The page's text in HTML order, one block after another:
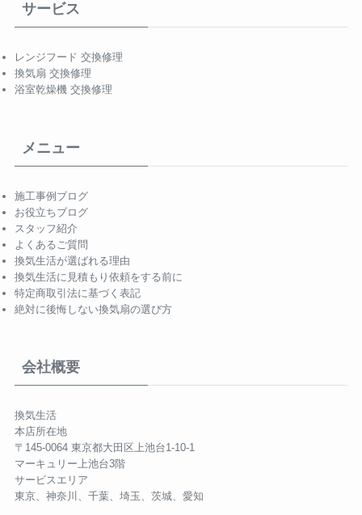
サービス
レンジフード 交換修理
換気扇 交換修理
浴室乾燥機 交換修理
メニュー
施工事例ブログ
お役立ちブログ
スタッフ紹介
よくあるご質問
換気生活が選ばれる理由
換気生活に見積もり依頼をする前に
特定商取引法に基づく表記
絶対に後悔しない換気扇の選び方
会社概要
換気生活
本店所在地
〒145-0064 東京都大田区上池台1-10-1
マーキュリー上池台3階
サービスエリア
東京、神奈川、千葉、埼玉、茨城、愛知